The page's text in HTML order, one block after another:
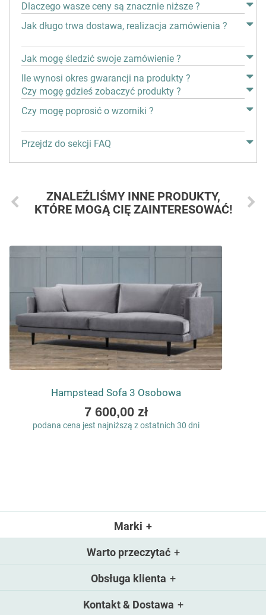
Dlaczego wasze ceny są znacznie niższe ?
Jak długo trwa dostawa, realizacja zamówienia ?
Jak mogę śledzić swoje zamówienie ?
Ile wynosi okres gwarancji na produkty ?
Czy mogę gdzieś zobaczyć produkty ?
Czy mogę poprosić o wzorniki ?
Przejdz do sekcji FAQ
ZNALEŹLIŚMY INNE PRODUKTY,
KTÓRE MOGĄ CIĘ ZAINTERESOWAĆ!
Hampstead Sofa 3 Osobowa
As
low
7 600,00 zł
podana cena jest najniższą z ostatnich 30 dni
Marki
Warto przeczytać
Obsługa klienta
Kontakt & Dostawa